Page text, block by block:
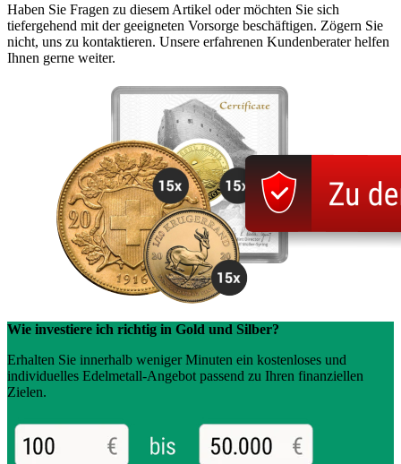
Haben Sie Fragen zu diesem Artikel oder möchten Sie sich
tiefergehend mit der geeigneten Vorsorge beschäftigen. Zögern Sie
nicht, uns zu kontaktieren. Unsere erfahrenen Kundenberater helfen
Ihnen gerne weiter.
Wie investiere ich richtig in Gold und Silber?
Erhalten Sie innerhalb weniger Minuten ein kostenloses und
individuelles Edelmetall-Angebot passend zu Ihren finanziellen
Zielen.